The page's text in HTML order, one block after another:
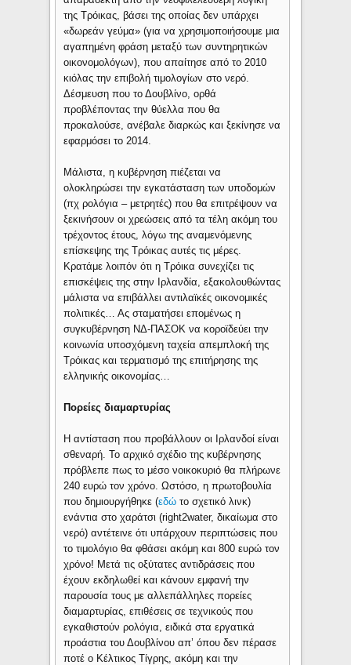
της Τρόικας, βάσει της οποίας δεν υπάρχει
«δωρεάν γεύμα» (για να χρησιμοποιήσουμε μια
αγαπημένη φράση μεταξύ των συντηρητικών
οικονομολόγων), που απαίτησε από το 2010
κιόλας την επιβολή τιμολογίων στο νερό.
Δέσμευση που το Δουβλίνο, ορθά
προβλέποντας την θύελλα που θα
προκαλούσε, ανέβαλε διαρκώς και ξεκίνησε να
εφαρμόσει το 2014.
Μάλιστα, η κυβέρνηση πιέζεται να
ολοκληρώσει την εγκατάσταση των υποδομών
(πχ ρολόγια – μετρητές) που θα επιτρέψουν να
ξεκινήσουν οι χρεώσεις από τα τέλη ακόμη του
τρέχοντος έτους, λόγω της αναμενόμενης
επίσκεψης της Τρόικας αυτές τις μέρες.
Κρατάμε λοιπόν ότι η Τρόικα συνεχίζει τις
επισκέψεις της στην Ιρλανδία, εξακολουθώντας
μάλιστα να επιβάλλει αντιλαϊκές οικονομικές
πολιτικές… Ας σταματήσει επομένως η
συγκυβέρνηση ΝΔ-ΠΑΣΟΚ να κοροϊδεύει την
κοινωνία υποσχόμενη ταχεία απεμπλοκή της
Τρόικας και τερματισμό της επιτήρησης της
ελληνικής οικονομίας…
Πορείες διαμαρτυρίας
Η αντίσταση που προβάλλουν οι Ιρλανδοί είναι
σθεναρή. Το αρχικό σχέδιο της κυβέρνησης
πρόβλεπε πως το μέσο νοικοκυριό θα πλήρωνε
240 ευρώ τον χρόνο. Ωστόσο, η πρωτοβουλία
που δημιουργήθηκε (εδώτο σχετικό λινκ)
ενάντια στο χαράτσι (right2water, δικαίωμα στο
νερό) αντέτεινε ότι υπάρχουν περιπτώσεις που
το τιμολόγιο θα φθάσει ακόμη και 800 ευρώ τον
χρόνο! Μετά τις οξύτατες αντιδράσεις που
έχουν εκδηλωθεί και κάνουν εμφανή την
παρουσία τους με αλλεπάλληλες πορείες
διαμαρτυρίας, επιθέσεις σε τεχνικούς που
εγκαθιστούν ρολόγια, ειδικά στα εργατικά
προάστια του Δουβλίνου απ’ όπου δεν πέρασε
ποτέ ο Κέλτικος Τίγρης, ακόμη και την